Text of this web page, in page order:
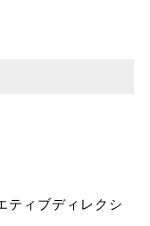
ティブディレクシ